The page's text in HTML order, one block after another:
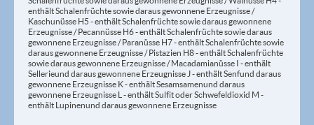
enthält Schalenfrüchte sowie daraus gewonnene Erzeugnisse /
Kaschunüsse H5 - enthält Schalenfrüchte sowie daraus gewonnene
Erzeugnisse / Pecannüsse H6 - enthält Schalenfrüchte sowie daraus
gewonnene Erzeugnisse / Paranüsse H7 - enthält Schalenfrüchte sowie
daraus gewonnene Erzeugnisse / Pistazien H8 - enthält Schalenfrüchte
sowie daraus gewonnene Erzeugnisse / Macadamianüsse I - enthält
Sellerie und daraus gewonnene Erzeugnisse J - enthält Senf und daraus
gewonnene Erzeugnisse K - enthält Sesamsamen und daraus
gewonnene Erzeugnisse L - enthält Sulfit oder Schwefeldioxid M -
enthält Lupinen und daraus gewonnene Erzeugnisse